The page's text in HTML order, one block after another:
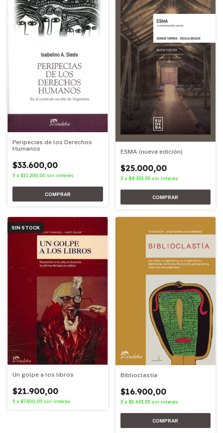
Peripecias de los Derechos
Humanos
$33.600,00
3 x $11.200,00 sin interés
ESMA (nueva edición)
$25.000,00
3 x $8.333,33 sin interés
SIN STOCK
Un golpe a los libros
$21.900,00
3 x $7.300,00 sin interés
Biblioclastía
$16.900,00
3 x $5.633,33 sin interés